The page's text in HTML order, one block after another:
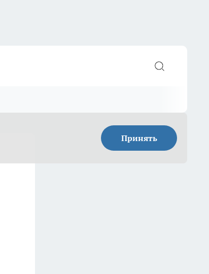
Принять